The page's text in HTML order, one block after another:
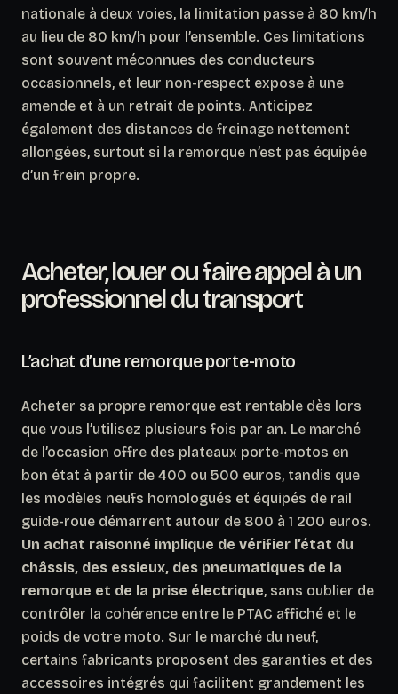
nationale à deux voies, la limitation passe à 80 km/h
au lieu de 80 km/h pour l’ensemble. Ces limitations
sont souvent méconnues des conducteurs
occasionnels, et leur non-respect expose à une
amende et à un retrait de points. Anticipez
également des distances de freinage nettement
allongées, surtout si la remorque n’est pas équipée
d’un frein propre.
Acheter, louer ou faire appel à un
professionnel du transport
L’achat d’une remorque porte-moto
Acheter sa propre remorque est rentable dès lors
que vous l’utilisez plusieurs fois par an. Le marché
de l’occasion offre des plateaux porte-motos en
bon état à partir de 400 ou 500 euros, tandis que
les modèles neufs homologués et équipés de rail
guide-roue démarrent autour de 800 à 1 200 euros.
Un achat raisonné implique de vérifier l’état du
châssis, des essieux, des pneumatiques de la
remorque et de la prise électrique, sans oublier de
contrôler la cohérence entre le PTAC affiché et le
poids de votre moto. Sur le marché du neuf,
certains fabricants proposent des garanties et des
accessoires intégrés qui facilitent grandement les